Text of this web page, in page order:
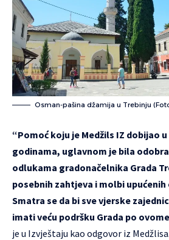
Osman-pašina džamija u Trebinju
“Pomoć koju je Medžils IZ dobijao
godinama, uglavnom je bila
odlukama gradonačelnika Grada
posebnih zahtjeva i molbi
Smatra se da bi sve vjerske
imati veću podršku Grada po
je u Izvještaju kao odgovor iz Medžlisa.